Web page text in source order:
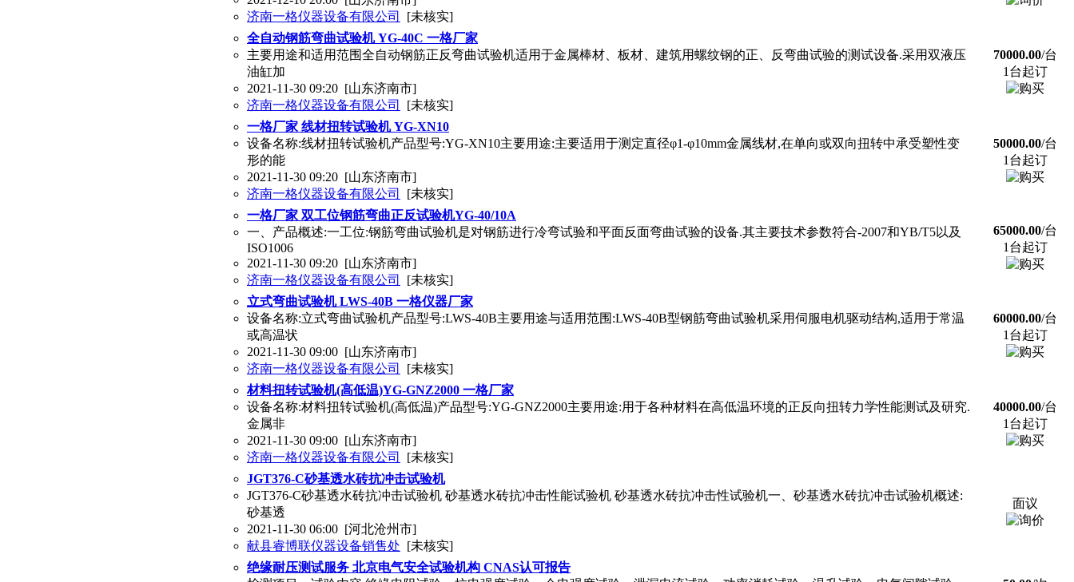
济南一格仪器设备有限公司
[未核实]
全自动钢筋弯曲试验机 YG-40C 一格厂家
主要用途和适用范围全自动钢筋正反弯曲试验机适用于金属棒材、板材、建筑用螺纹钢的正、反弯曲试验的测试设备.采用双液压
油缸加
2021-11-30 09:20 [山东济南市]
济南一格仪器设备有限公司
[未核实]
70000.00/台
1台起订
一格厂家 线材扭转试验机 YG-XN10
设备名称:线材扭转试验机产品型号:YG-XN10主要用途:主要适用于测定直径φ1-φ10mm金属线材,在单向或双向扭转中承受塑性变
形的能
2021-11-30 09:20 [山东济南市]
济南一格仪器设备有限公司
[未核实]
50000.00/台
1台起订
一格厂家 双工位钢筋弯曲正反试验机YG-40/10A
一、产品概述:一工位:钢筋弯曲试验机是对钢筋进行冷弯试验和平面反面弯曲试验的设备.其主要技术参数符合-2007和YB/T5以及
ISO1006
2021-11-30 09:20 [山东济南市]
济南一格仪器设备有限公司
[未核实]
65000.00/台
1台起订
立式弯曲试验机 LWS-40B 一格仪器厂家
设备名称:立式弯曲试验机产品型号:LWS-40B主要用途与适用范围:LWS-40B型钢筋弯曲试验机采用伺服电机驱动结构,适用于常温
或高温状
2021-11-30 09:00 [山东济南市]
济南一格仪器设备有限公司
[未核实]
60000.00/台
1台起订
材料扭转试验机(高低温)YG-GNZ2000 一格厂家
设备名称:材料扭转试验机(高低温)产品型号:YG-GNZ2000主要用途:用于各种材料在高低温环境的正反向扭转力学性能测试及研究.
金属非
2021-11-30 09:00 [山东济南市]
济南一格仪器设备有限公司
[未核实]
40000.00/台
1台起订
JGT376-C砂基透水砖抗冲击试验机
JGT376-C砂基透水砖抗冲击试验机 砂基透水砖抗冲击性能试验机 砂基透水砖抗冲击性试验机一、砂基透水砖抗冲击试验机概述:
砂基透
2021-11-30 06:00 [河北沧州市]
献县睿博联仪器设备销售处 [未核实]
面议
绝缘耐压测试服务 北京电气安全试验机构 CNAS认可报告